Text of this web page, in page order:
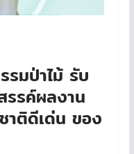
รมป่าไม้ รับ
รรค์ผลงาน
าติดีเด่น ของ